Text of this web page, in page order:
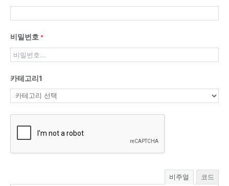
비밀번호 *
카테고리1
비주얼 코드